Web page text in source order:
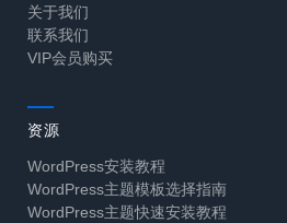
关于我们
联系我们
VIP会员购买
资源
WordPress安装教程
WordPress主题模板选择指南
WordPress主题快速安装教程